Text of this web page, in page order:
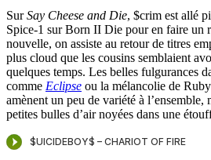
SurSay Cheese and Die, $crim est allé
Spice-1 sur Born II Die pour en faire un
nouvelle, on assiste au retour de titres
plus cloud que les cousins semblaient
quelques temps. Les belles fulgurances
comme Eclipse ou la mélancolie de
amènent un peu de variété à l’ensemble,
petites bulles d’air noyées dans une